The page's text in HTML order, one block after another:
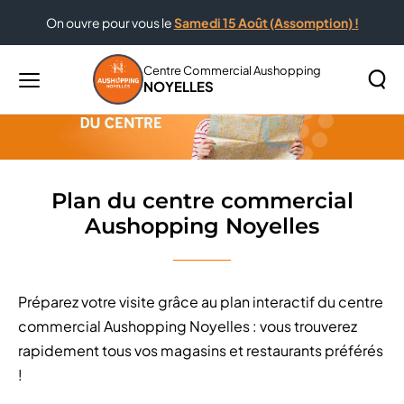
On ouvre pour vous leSamedi 15 Août (Assomption) !
Menu
principal
Centre Commercial Aushopping
NOYELLES
Rechercher
la
Accueil Plan du centre commercial Aushopping Noyelles
Plan du centre commercial
Aushopping Noyelles
Préparez votre visite grâce au plan interactif du centre
commercial Aushopping Noyelles : vous trouverez
rapidement tous vos magasins et restaurants préférés
!